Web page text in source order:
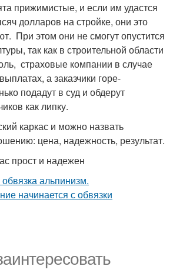
прижимистые, и если им удастся
долларов на стройке, они это
При этом они не смогут опустится
так как в строительной области
страховые компании в случае
а заказчики горе-
подадут в суд и обдерут
как липку.
каркас и можно назвать
цена, надежность, результат.
прост и надежен